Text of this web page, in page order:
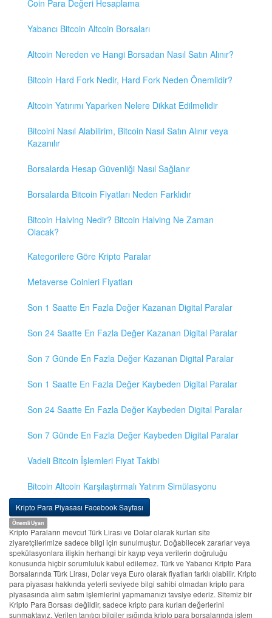
Coin Para Değeri Hesaplama
Yabancı Bitcoin Altcoin Borsaları
Altcoin Nereden ve Hangi Borsadan Nasıl Satın Alınır?
Bitcoin Hard Fork Nedir, Hard Fork Neden Önemlidir?
Altcoin Yatırımı Yaparken Nelere Dikkat Edilmelidir
Bitcoini Nasıl Alabilirim, Bitcoin Nasıl Satın Alınır veya
Kazanılır
Borsalarda Hesap Güvenliği Nasıl Sağlanır
Borsalarda Bitcoin Fiyatları Neden Farklıdır
Bitcoin Halving Nedir? Bitcoin Halving Ne Zaman
Olacak?
Kategorilere Göre Kripto Paralar
Metaverse Coinleri Fiyatları
Son 1 Saatte En Fazla Değer Kazanan Digital Paralar
Son 24 Saatte En Fazla Değer Kazanan Digital Paralar
Son 7 Günde En Fazla Değer Kazanan Digital Paralar
Son 1 Saatte En Fazla Değer Kaybeden Digital Paralar
Son 24 Saatte En Fazla Değer Kaybeden Digital Paralar
Son 7 Günde En Fazla Değer Kaybeden Digital Paralar
Vadeli Bitcoin İşlemleri Fiyat Takibi
Bitcoin Altcoin Karşılaştırmalı Yatırım Simülasyonu
Kripto Para Piyasası Facebook Sayfası
Önemli Uyarı
Kripto Paraların mevcut Türk Lirası ve Dolar olarak kurları site
ziyaretçilerimize sadece bilgi için sunulmuştur. Doğabilecek zararlar veya
spekülasyonlara ilişkin herhangi bir kayıp veya verilerin doğruluğu
konusunda hiçbir sorumluluk kabul edilemez. Türk ve Yabancı Kripto Para
Borsalarında Türk Lirası, Dolar veya Euro olarak fiyatları farklı olabilir. Kripto
para piyasası hakkında yeterli seviyede bilgi sahibi olmadan kripto para
piyasasında alım satım işlemlerini yapmamanızı tavsiye ederiz. Sitemiz bir
Kripto Para Borsası değildir, sadece kripto para kurları değerlerini
sunmaktayız. Verilen tanıtıcı bilgiler ışığında kripto para borsalarında işlem